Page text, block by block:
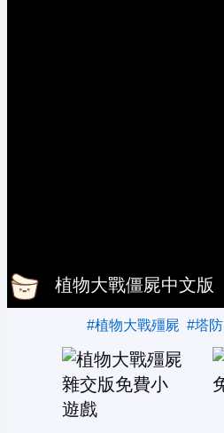
植物大戰僵屍中文版
#植物大戰殭屍 #塔防